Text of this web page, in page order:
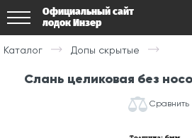
Официальный сайт
лодок Инзер
Каталог Допы скрытые
Слань целиковая без
Сравнить